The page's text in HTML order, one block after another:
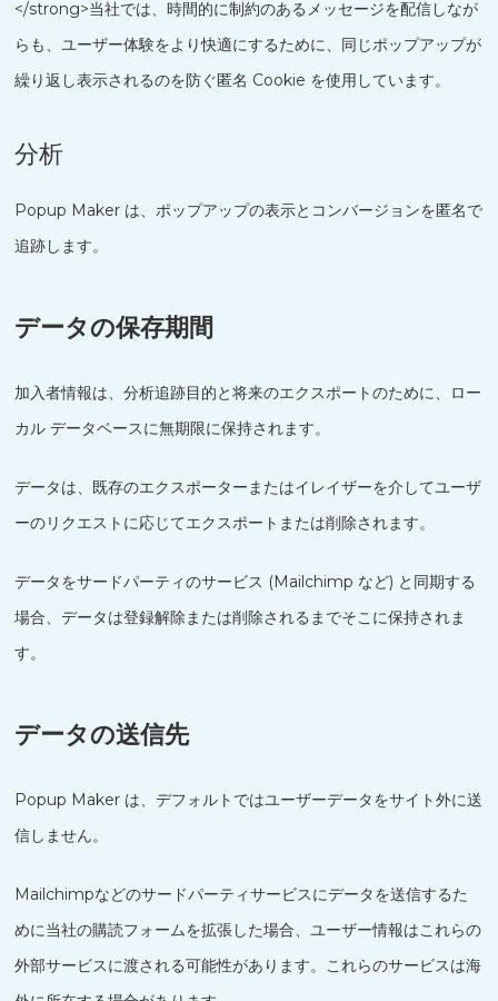
</strong>当社では、時間的に制約のあるメッセージを配信しなが
らも、ユーザー体験をより快適にするために、同じポップアップが
繰り返し表示されるのを防ぐ匿名 Cookie を使用しています。
分析
Popup Maker は、ポップアップの表示とコンバージョンを匿名で
追跡します。
データの保存期間
加入者情報は、分析追跡目的と将来のエクスポートのために、ロー
カル データベースに無期限に保持されます。
データは、既存のエクスポーターまたはイレイザーを介してユーザ
ーのリクエストに応じてエクスポートまたは削除されます。
データをサードパーティのサービス (Mailchimp など) と同期する
場合、データは登録解除または削除されるまでそこに保持されま
す。
データの送信先
Popup Maker は、デフォルトではユーザーデータをサイト外に送
信しません。
Mailchimpなどのサードパーティサービスにデータを送信するた
めに当社の購読フォームを拡張した場合、ユーザー情報はこれらの
外部サービスに渡される可能性があります。これらのサービスは海
Русский
हिन्दी
Polski